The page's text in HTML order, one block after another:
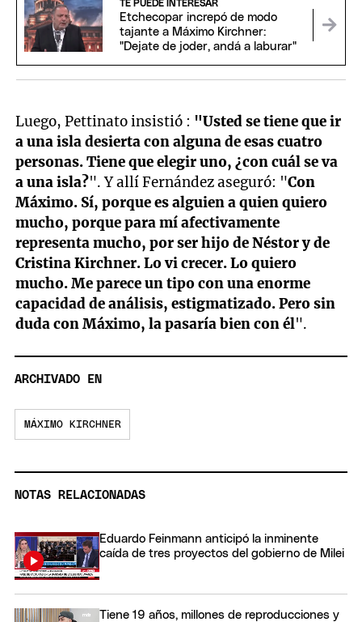
TE PUEDE INTERESAR
Etchecopar increpó de modo
tajante a Máximo Kirchner:
"Dejate de joder, andá a laburar"
Luego, Pettinato insistió : "Usted se tiene que ir
a una isla desierta con alguna de esas cuatro
personas. Tiene que elegir uno, ¿con cuál se va
a una isla?". Y allí Fernández aseguró: "Con
Máximo. Sí, porque es alguien a quien quiero
mucho, porque para mí afectivamente
representa mucho, por ser hijo de Néstor y de
Cristina Kirchner. Lo vi crecer. Lo quiero
mucho. Me parece un tipo con una enorme
capacidad de análisis, estigmatizado. Pero sin
duda con Máximo, la pasaría bien con él".
ARCHIVADO EN
MÁXIMO KIRCHNER
NOTAS RELACIONADAS
Eduardo Feinmann anticipó la inminente
caída de tres proyectos del gobierno de Milei
Tiene 19 años, millones de reproducciones y